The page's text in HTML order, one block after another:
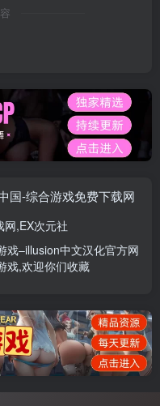
国-综合游戏免费下载网
网,EX次元社
戏–illusion中文汉化官方网
戏,欢迎你们收藏